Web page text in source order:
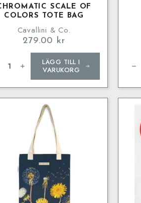
SCALE OF
COLORS TOTE BAG
Cavallini & Co.
279.00 kr
LÄGG TILL I
VARUKORG
Bag